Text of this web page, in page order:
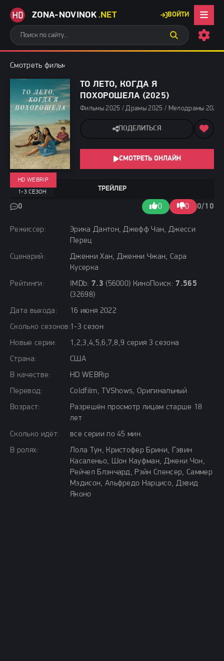
ZONA-NOVINOK .NET ВОЙТИ
Смотреть фильмы бесплатно
ТО ЛЕТО, КОГДА Я
ПОХОРОШЕЛА (2025)
Фильмы 2025 / Драмы 2025 / Мелодрамы 2025
Режиссер:
Эрика Дантон, Джефф Чан, Джесси
Перец
Сценарий:
Дженни Хан, Дженни Чжан, Сара
Кусерка
Рейтинги:
IMDb: 7.3 (56000) КиноПоиск: 7.565
(32698)
Дата выхода:
16 июня 2022
Сколько сезонов:1-3 сезон
Новые серии:
1,2,3,4,5,6,7,8,9 серия 3 сезона
Страна:
США
В качестве:
HD WEBRip
Перевод:
Coldfilm, TVShows, Оригинальный
Возраст:
Разрешён просмотр лицам старше 18
лет
Сколько идёт:
все серии по 45 мин.
В ролях:
Лола Тун, Кристофер Брини, Гэвин
Касаленьо, Шон Кауфман, Джеки Чон,
Рейчел Блэнчард, Рэйн Спенсер, Саммер
Мэдисон, Альфредо Нарцисо, Дэвид
Яконо
ТРЕЙЛЕР
0 0 0 0/10
HD WEBRIP
1-3 СЕЗОН
ПОДЕЛИТЬСЯ
СМОТРЕТЬ ОНЛАЙН